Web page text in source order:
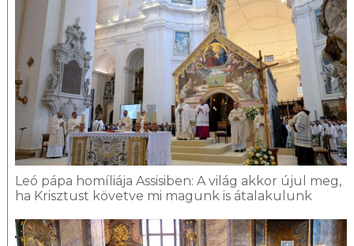
Leó pápa homíliája Assisiben: A világ akkor újul meg,
ha Krisztust követve mi magunk is átalakulunk